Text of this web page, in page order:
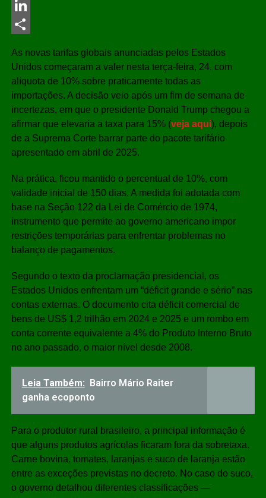
Messenger
LinkedIn
As novas tarifas globais anunciadas pelos Estados
Unidos começaram a valer nesta terça-feira, 24, com
alíquota de 10% sobre praticamente todas as
importações. A decisão veio após um fim de semana de
incertezas, em que o presidente Donald Trump chegou a
afirmar que elevaria a taxa para 15% (veja aqui), depois
de a Suprema Corte barrar parte do pacote tarifário
apresentado em abril de 2025.
Na prática, ficou mantido o percentual de 10%, com
validade inicial de 150 dias. A medida foi adotada com
base na Seção 122 da Lei de Comércio de 1974,
instrumento que permite ao governo americano impor
restrições temporárias para enfrentar problemas no
balanço de pagamentos.
Segundo o texto da proclamação presidencial, os
Estados Unidos enfrentam um “déficit grande e sério” nas
contas externas. O documento cita déficit comercial de
bens de US$ 1,2 trilhão em 2024 e 2025 e um rombo em
conta corrente equivalente a 4% do Produto Interno Bruto
no ano passado, o maior nível desde 2008.
Leia Também: Bairro Mário Raiter
ganha ecoponto
Para o produtor rural brasileiro, a principal informação é
que alguns produtos agrícolas ficaram fora da sobretaxa.
Carne bovina, tomates, laranjas e suco de laranja estão
entre as exceções previstas no decreto. No caso do suco,
o governo detalhou diferentes classificações —